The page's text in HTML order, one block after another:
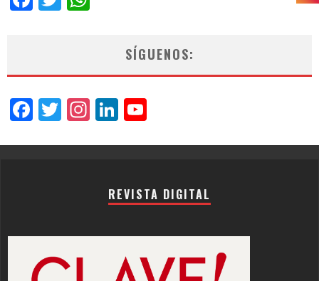
SÍGUENOS:
Facebook
Twitter
Instagram
LinkedIn
REVISTA DIGITAL